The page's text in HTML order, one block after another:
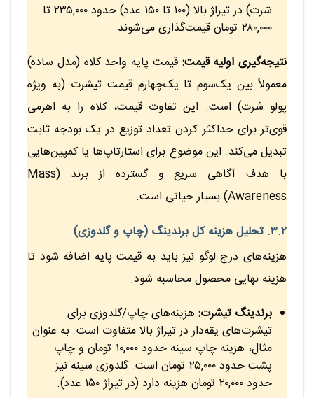
شرت) در تیراژ بالا (۱۰۰ تا ۱۵۰ عدد) حدود ۲۳۵,۰۰۰ تا
۲۸۰,۰۰۰ تومان قیمت‌گذاری می‌شوند.
نتیجه‌گیری اولیه قیمت: قیمت پایه واحد کلاه (مدل ساده)
معمولاً بین یک‌سوم تا یک‌چهارم قیمت تیشرت (به ویژه
پولو شرت) است. این تفاوت قیمت، کلاه را به اهرمی
قوی‌تر برای حداکثر کردن تعداد توزیع در یک بودجه ثابت
تبدیل می‌کند. این موضوع برای استارتاپ‌ها یا کمپین‌هایی
با هدف آگاهی سریع و گسترده از برند (Mass
Awareness) بسیار حیاتی است.
۳.۲. تحلیل هزینه کل برندینگ (چاپ و گلدوزی)
هزینه‌های درج لوگو نیز باید به قیمت پایه اضافه شود تا
هزینه نهایی محصول محاسبه شود.
برندینگ تیشرت:هزینه‌های چاپ/گلدوزی برای
تیشرت‌های یقه‌دار در تیراژ بالا متفاوت است. به عنوان
مثال، هزینه چاپ سینه حدود ۱۰,۰۰۰ تومان و چاپ
پشت حدود ۲۵,۰۰۰ تومان است. گلدوزی سینه نیز
حدود ۲۰,۰۰۰ تومان هزینه دارد (در تیراژ ۱۵۰ عدد).